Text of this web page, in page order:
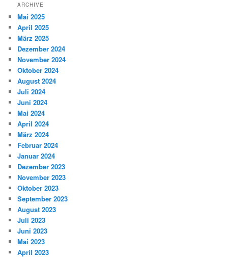
ARCHIVE
Mai 2025
April 2025
März 2025
Dezember 2024
November 2024
Oktober 2024
August 2024
Juli 2024
Juni 2024
Mai 2024
April 2024
März 2024
Februar 2024
Januar 2024
Dezember 2023
November 2023
Oktober 2023
September 2023
August 2023
Juli 2023
Juni 2023
Mai 2023
April 2023